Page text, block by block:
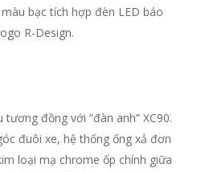
bạc tích hợp đèn LED báo
R-Design.
đồng với “đàn anh” XC90.
đuôi xe, hệ thống ống xả đơn
loại mạ chrome ốp chính giữa